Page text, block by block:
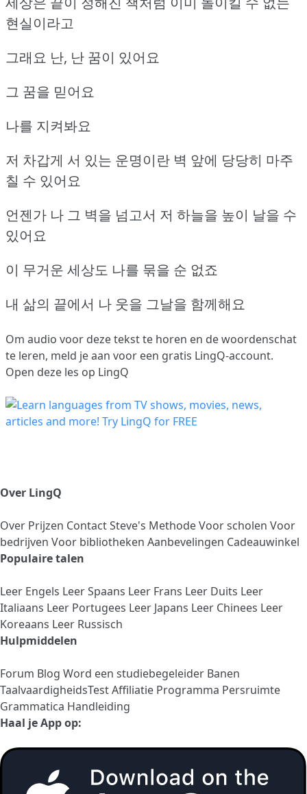
현실이라고
그래요 난, 난 꿈이 있어요
그 꿈을 믿어요
나를 지켜봐요
저 차갑게 서 있는 운명이란 벽 앞에 당당히 마주
칠 수 있어요
언젠가 나 그 벽을 넘고서 저 하늘을 높이 날을 수
있어요
이 무거운 세상도 나를 묶을 순 없죠
내 삶의 끝에서 나 웃을 그날을 함께해요
Om audio voor deze tekst te horen en de woordenschat
te leren, meld je aan voor een gratis LingQ-account.
Open deze les op LingQ
Over LingQ
Over Prijzen ContactSteve's MethodeVoor scholen Voor
bedrijven Voor bibliotheken Aanbevelingen Cadeauwinkel
Populaire talen
Leer Engels Leer Spaans Leer Frans Leer Duits Leer
Italiaans Leer Portugees Leer Japans Leer Chinees Leer
Koreaans Leer Russisch
Hulpmiddelen
Forum Blog Word een studiebegeleider Banen
TaalvaardigheidsTestAffiliatie Programma Persruimte
Grammatica Handleiding
Haal je App op: